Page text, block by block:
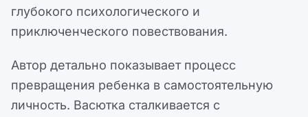
глубокого психологического и
приключенческого повествования.
Автор детально показывает процесс
превращения ребенка в самостоятельную
личность. Васютка сталкивается с